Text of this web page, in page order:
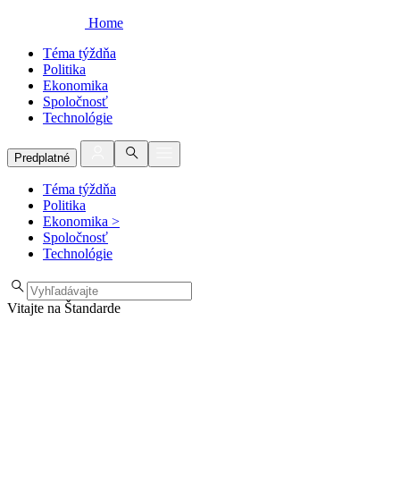
Home
Téma týždňa
Politika
Ekonomika
Spoločnosť
Technológie
Predplatné
Téma týždňa
Politika
Ekonomika >
Spoločnosť
Technológie
Vitajte na Štandarde